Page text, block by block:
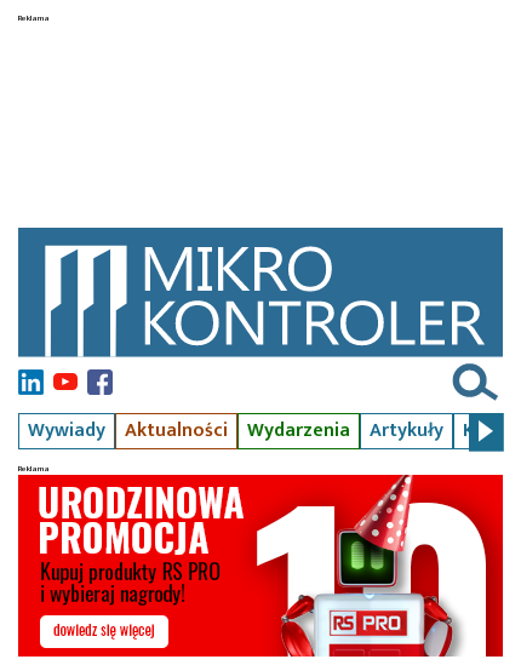
Wywiady Aktualności Wydarzenia Artykuły Kursy